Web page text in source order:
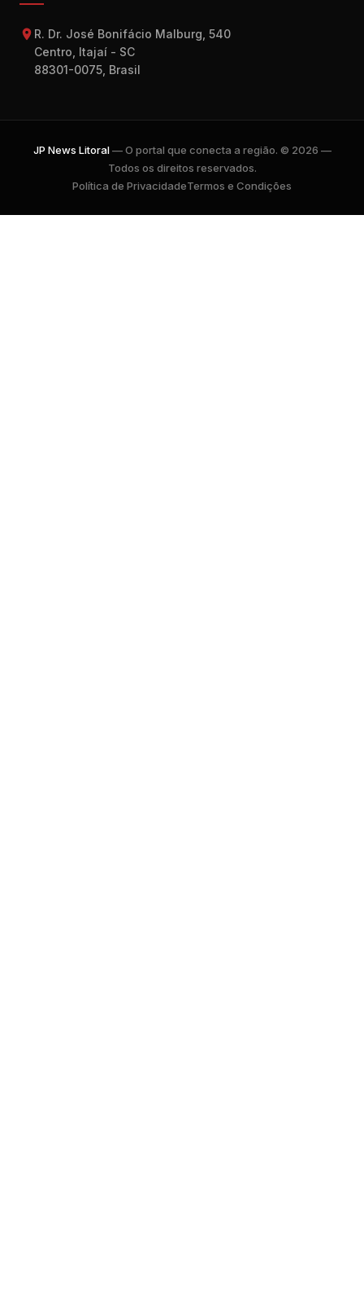
R. Dr. José Bonifácio Malburg, 540
Centro, Itajaí - SC
88301-0075, Brasil
JP News Litoral— O portal que conecta a região. © 2026 —
Todos os direitos reservados.
Política de PrivacidadeTermos e Condições